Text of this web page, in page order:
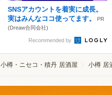
SNSアカウントを着実に成長。
実はみんなココ使ってます。
PR
(Dreaw合同会社)
Recommended by
小樽・ニセコ・積丹 居酒屋 小樽 居